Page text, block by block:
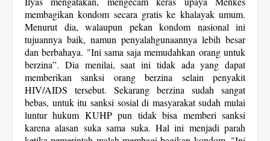
membagikan kondom secara gratis ke khalayak umum.
Menurut dia, walaupun pekan kondom nasional ini
tujuannya baik, namun penyalahgunaannya lebih besar
dan berbahaya. "Ini sama saja memudahkan orang untuk
berzina”. Dia menilai, saat ini tidak ada yang dapat
memberikan sanksi orang berzina selain penyakit
HIV/AIDS tersebut. Sekarang berzina sudah sangat
bebas, untuk itu sanksi sosial di masyarakat sudah mulai
luntur hukum KUHP pun tidak bisa memberi sanksi
karena alasan suka sama suka. Hal ini menjadi parah